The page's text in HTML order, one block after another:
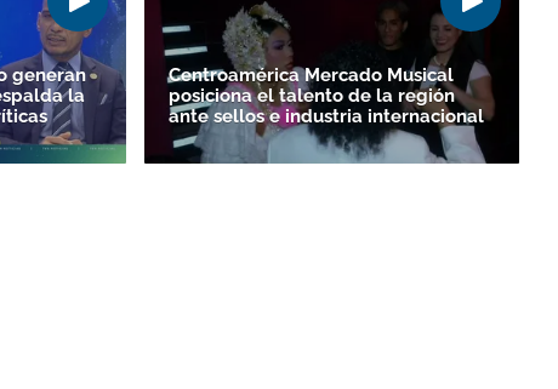
generan
la
Centroamérica Mercado Musical
posiciona el talento de la región
ante sellos e industria internacional